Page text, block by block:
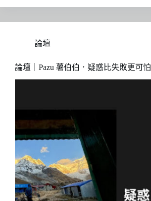
論壇
論壇｜Pazu 薯伯伯．疑惑比失敗更可怕